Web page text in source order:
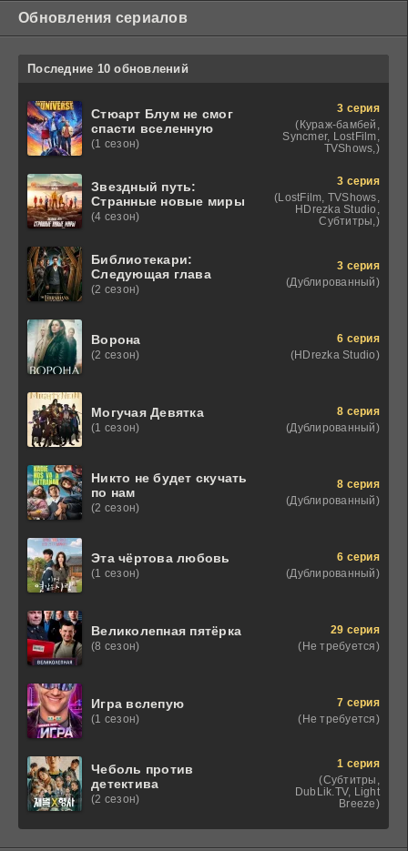
Обновления сериалов
Последние 10 обновлений
Стюарт Блум не смог
спасти вселенную
(1 сезон)
3 серия
(Кураж-бамбей,
Syncmer, LostFilm,
TVShows,)
Звездный путь:
Странные новые миры
(4 сезон)
3 серия
(LostFilm, TVShows,
HDrezka Studio,
Субтитры,)
Библиотекари:
Следующая глава
(2 сезон)
3 серия
(Дублированный)
Ворона
(2 сезон)
6 серия
(HDrezka Studio)
Могучая Девятка
(1 сезон)
8 серия
(Дублированный)
Никто не будет скучать
по нам
(2 сезон)
8 серия
(Дублированный)
Эта чёртова любовь
(1 сезон)
6 серия
(Дублированный)
Великолепная пятёрка
(8 сезон)
29 серия
(Не требуется)
Игра вслепую
(1 сезон)
7 серия
(Не требуется)
Чеболь против
детектива
(2 сезон)
1 серия
(Субтитры,
DubLik.TV, Light
Breeze)